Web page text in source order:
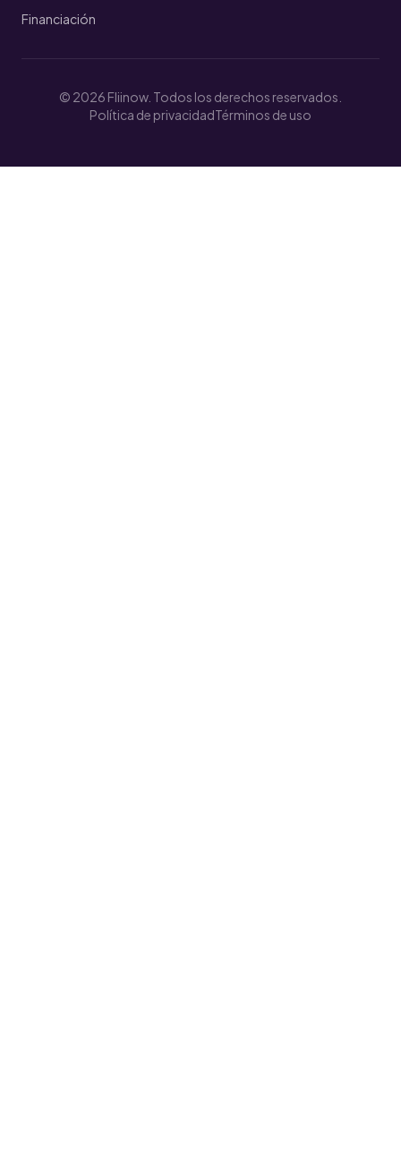
Financiación
© 2026 Fliinow. Todos los derechos reservados.
Política de privacidadTérminos de uso